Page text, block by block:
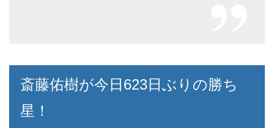
斎藤佑樹が今日623日ぶりの勝ち
星！